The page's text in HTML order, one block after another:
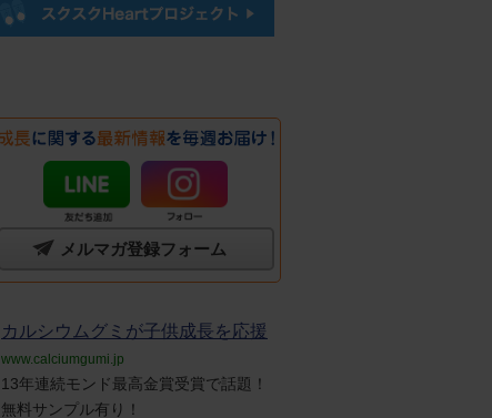
メルマガ登録フォーム
カルシウムグミが子供成長を応援
www.calciumgumi.jp
13年連続モンド最高金賞受賞で話題！
無料サンプル有り！